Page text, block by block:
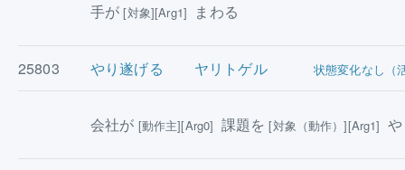
手が[対象][Arg1] まわる
25803 やり遂げる ヤリトゲル 状態変化なし（
会社が [動作主][Arg0] 課題を[対象（動作）][Arg1]